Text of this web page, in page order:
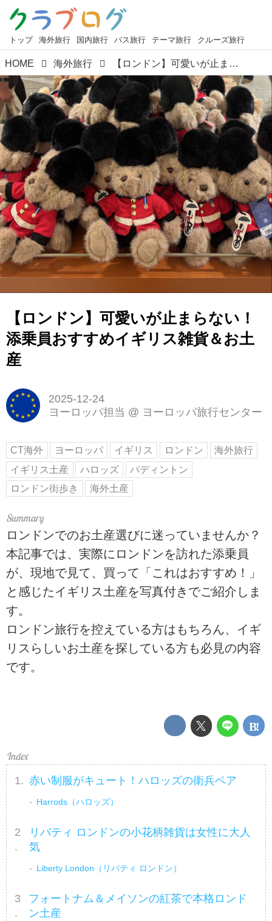
トップ 海外旅行 国内旅行 バス旅行 テーマ旅行 クルーズ旅行
HOME 海外旅行 【ロンドン】可愛いが止まらない！添乗員おすすめイギリス雑貨＆お土産
【ロンドン】可愛いが止まらない！
添乗員おすすめイギリス雑貨＆お土
産
2025-12-24
ヨーロッパ担当 @ ヨーロッパ旅行センター
CT海外 ヨーロッパ イギリス ロンドン
海外旅行
イギリス土産
ハロッズ
パディントン
ロンドン街歩き
海外土産
ロンドンでのお土産選びに迷っていませんか？
本記事では、実際にロンドンを訪れた添乗員
が、現地で見て、買って「これはおすすめ！」
と感じたイギリス土産を写真付きでご紹介しま
す。
ロンドン旅行を控えている方はもちろん、イギ
リスらしいお土産を探している方も必見の内容
です。
赤い制服がキュート！ハロッズの衛兵ベア
Harrods（ハロッズ）
リバティ ロンドンの小花柄雑貨は女性に大人
気
Liberty London（リバティ ロンドン）
フォートナム＆メイソンの紅茶で本格ロンド
ン土産